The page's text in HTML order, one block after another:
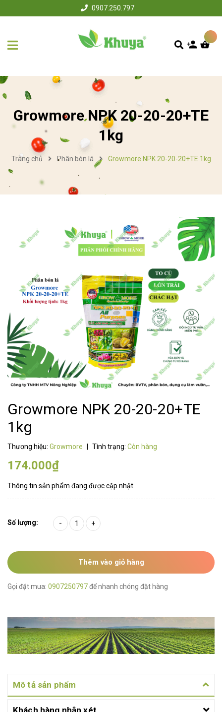
0907.250.797
Growmore NPK 20-20-20+TE
1kg
Trang chủ Phân bón lá Growmore NPK 20-20-20+TE 1kg
Growmore NPK 20-20-20+TE
1kg
Thương hiệu: Growmore Tình trạng: Còn hàng
174.000₫
Thông tin sản phẩm đang được cập nhật.
Số lượng: - +
Thêm vào giỏ hàng
Gọi đặt mua: 0907250797để nhanh chóng đặt hàng
Mô tả sản phẩm
Khách hàng nhận xét